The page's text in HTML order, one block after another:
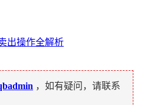
出操作全解析
，如有疑问，请联系